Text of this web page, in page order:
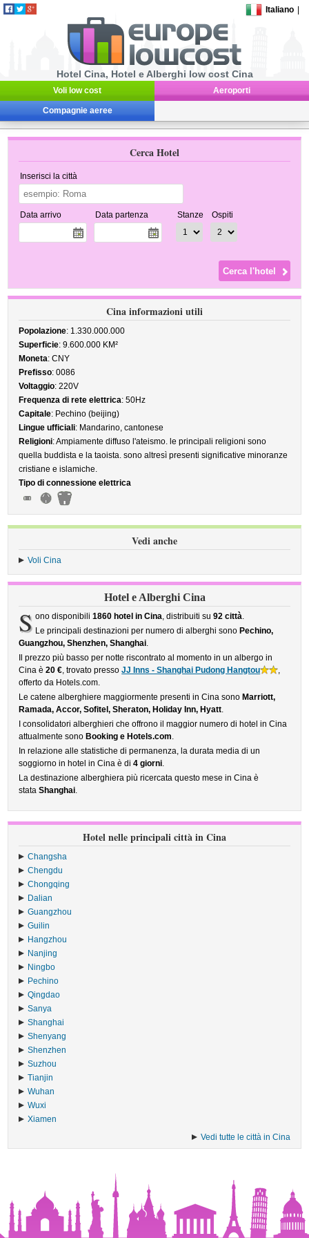
Italiano
Hotel Cina, Hotel e Alberghi low cost Cina
Voli low cost Aeroporti
Compagnie aeree
Cerca Hotel
Inserisci la città
Data arrivo Data partenza Stanze Ospiti
Cina informazioni utili
Popolazione: 1.330.000.000
Superficie: 9.600.000 KM²
Moneta: CNY
Prefisso: 0086
Voltaggio: 220V
Frequenza di rete elettrica: 50Hz
Capitale: Pechino (beijing)
Lingue ufficiali: Mandarino, cantonese
Religioni: Ampiamente diffuso l'ateismo. le principali religioni sono
quella buddista e la taoista. sono altresì presenti significative minoranze
cristiane e islamiche.
Tipo di connessione elettrica
Vedi anche
Voli Cina
Hotel e Alberghi Cina
S ono disponibili 1860 hotel in Cina, distribuiti su 92 città.
Le principali destinazioni per numero di alberghi sono Pechino,
Guangzhou, Shenzhen, Shanghai.
Il prezzo più basso per notte riscontrato al momento in un albergo in
Cina è20 €, trovato pressoJJ Inns - Shanghai Pudong Hangtou
,
offerto da Hotels.com.
Le catene alberghiere maggiormente presenti in Cina sono Marriott,
Ramada, Accor, Sofitel, Sheraton, Holiday Inn, Hyatt.
I consolidatori alberghieri che offrono il maggior numero di hotel in Cina
attualmente sono Booking e Hotels.com.
In relazione alle statistiche di permanenza, la durata media di un
soggiorno in hotel in Cina è di4 giorni.
La destinazione alberghiera più ricercata questo mese in Cina è
stataShanghai.
Hotel nelle principali città in Cina
Changsha
Chengdu
Chongqing
Dalian
Guangzhou
Guilin
Hangzhou
Nanjing
Ningbo
Pechino
Qingdao
Sanya
Shanghai
Shenyang
Shenzhen
Suzhou
Tianjin
Wuhan
Wuxi
Xiamen
Vedi tutte le città in Cina